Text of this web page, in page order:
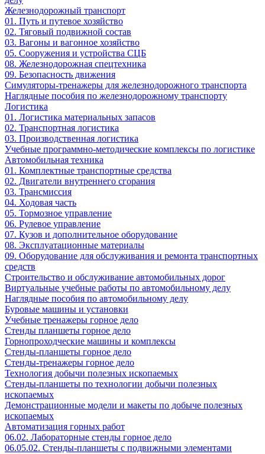
Железнодорожный транспорт
01. Путь и путевое хозяйство
02. Тяговый подвижной состав
03. Вагоны и вагонное хозяйство
05. Сооружения и устройства СЦБ
08. Железнодорожная спецтехника
09. Безопасность движения
Симуляторы-тренажеры для железнодорожного транспорта
Наглядные пособия по железнодорожному транспорту
Логистика
01. Логистика материальных запасов
02. Транспортная логистика
03. Производственная логистика
Учебные программно-методические комплексы по логистике
Автомобильная техника
01. Комплектные транспортные средства
02. Двигатели внутреннего сгорания
03. Трансмиссия
04. Ходовая часть
05. Тормозное управление
06. Рулевое управление
07. Кузов и дополнительное оборудование
08. Эксплуатационные материалы
09. Оборудование для обслуживания и ремонта транспортных
средств
Строительство и обслуживание автомобильных дорог
Виртуальные учебные работы по автомобильному делу
Наглядные пособия по автомобильному делу
Буровые машины и установки
Учебные тренажеры горное дело
Стенды планшеты горное дело
Горнопроходческие машины и комплексы
Стенды-планшеты горное дело
Стенды-тренажеры горное дело
Технология добычи полезных ископаемых
Стенды-планшеты по технологии добычи полезных
ископаемых
Демонстрационные модели и макеты по добыче полезных
ископаемых
Автоматизация горных работ
06.02. Лабораторные стенды горное дело
06.05.02. Стенды-планшеты с подвижными элементами